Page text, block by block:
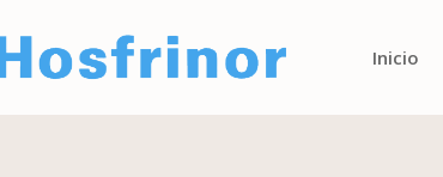
Inicio